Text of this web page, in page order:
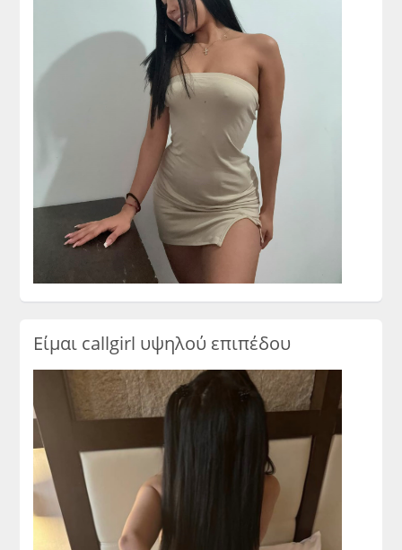
Είμαι callgirl υψηλού επιπέδου